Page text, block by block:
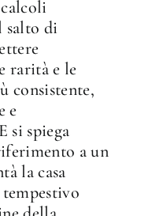
salto di
rarità e le
consistente,
e
si spiega
a un
la casa